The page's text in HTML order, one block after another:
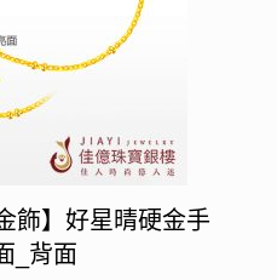
飾】好星晴硬金手
_背面